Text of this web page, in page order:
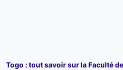
Togo : tout savoir sur la Faculté